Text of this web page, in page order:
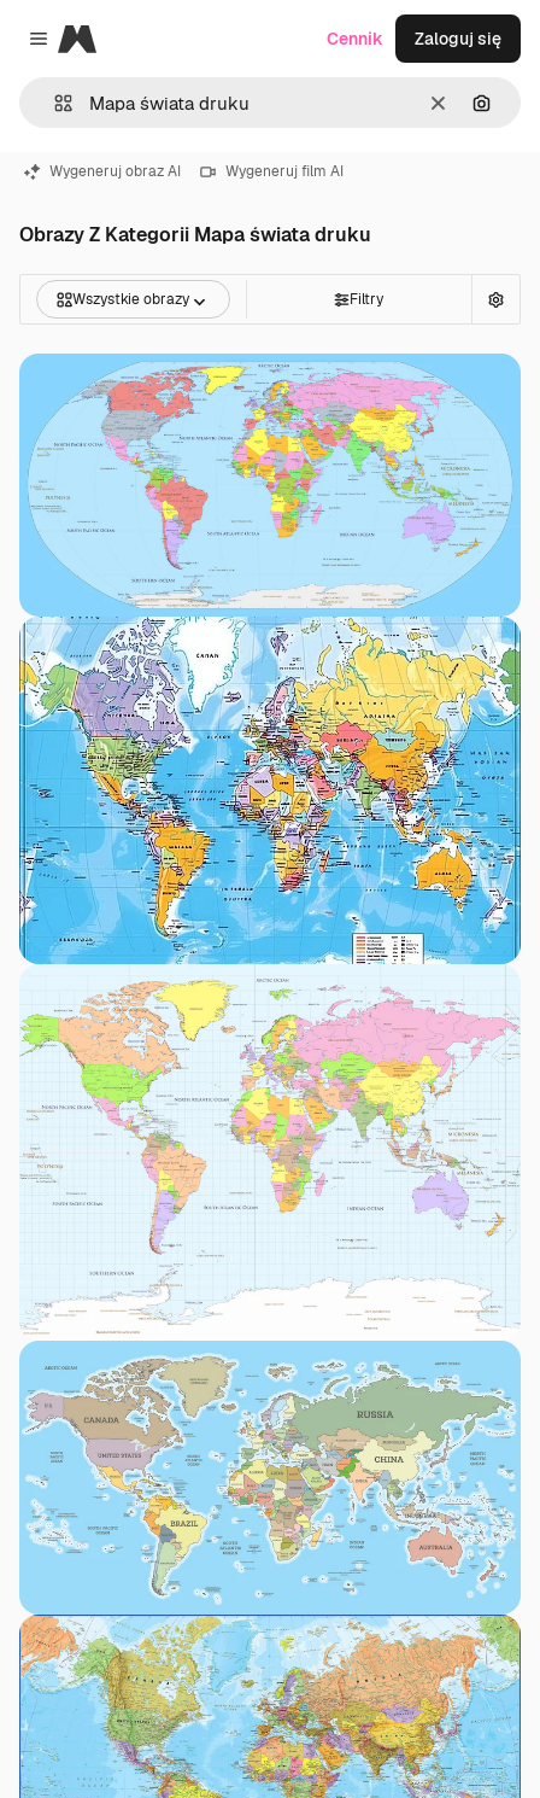
Close menu
Magnific
WyczyśćSzukaj
Cennik Zaloguj się
Wygeneruj obraz AI Wygeneruj film AI
Obrazy Z Kategorii Mapa świata druku
Wszystkie obrazy Filtry